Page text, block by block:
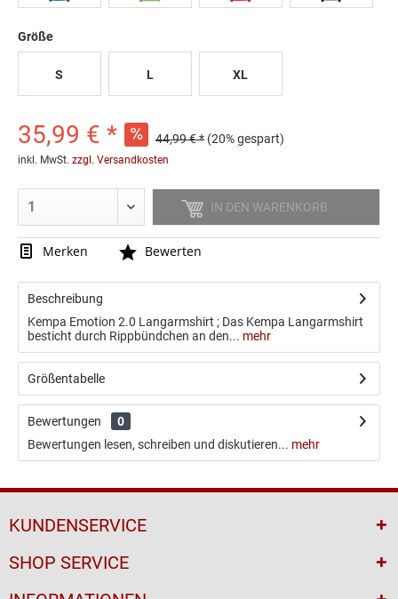
3-Pack Sportsocken
11,99 € * 14,99 € *
Red Sparrows Socken
9,90 € *
Größe
S L XL
35,99 € * 44,99 € * (20% gespart)
inkl. MwSt. zzgl. Versandkosten
IN DEN WARENKORB
Merken Bewerten
Beschreibung
Kempa Emotion 2.0 Langarmshirt ; Das Kempa Langarmshirt
besticht durch Rippbündchen an den... mehr
Größentabelle
Bewertungen
0
Bewertungen lesen, schreiben und diskutieren... mehr
KUNDENSERVICE
SHOP SERVICE